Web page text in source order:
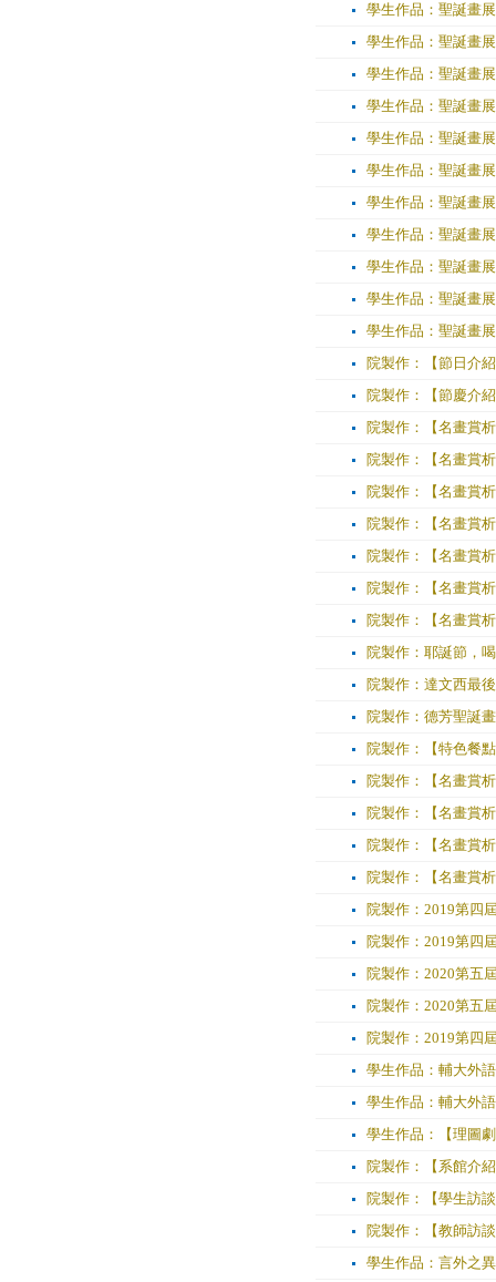
學生作品：聖誕畫
學生作品：聖誕畫
學生作品：聖誕畫
學生作品：聖誕畫
學生作品：聖誕畫
學生作品：聖誕畫
學生作品：聖誕畫
學生作品：聖誕畫
學生作品：聖誕畫
學生作品：聖誕畫
學生作品：聖誕畫
院製作：【節日介
院製作：【節慶介
院製作：【名畫賞
院製作：【名畫賞
院製作：【名畫賞
院製作：【名畫賞
院製作：【名畫賞
院製作：【名畫賞
院製作：【名畫賞
院製作：耶誕節，
院製作：達文西最
院製作：德芳聖誕
院製作：【特色餐
院製作：【名畫賞
院製作：【名畫賞
院製作：【名畫賞
院製作：【名畫賞
院製作：2019第四
院製作：2019第四
院製作：2020第五
院製作：2020第五
院製作：2019第四
學生作品：輔大外
學生作品：輔大外
學生作品：【理圖
院製作：【系館介
院製作：【學生訪
院製作：【教師訪
學生作品：言外之